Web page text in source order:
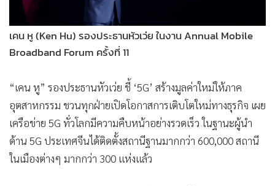
กีฬา
• ต่างประเทศ
Special Scoop
• จีน
• ชุมชน-คุณภาพชีวิต
• อาชญากรรม
• Motoring
• เกม
เคน หู (Ken Hu) รองประธานหัวเว่ย ในงาน Annual Mobile
Broadband Forum ครั้งที่ 11
“เคน หู” รองประธานหัวเว่ย ชี้ ‘5G’ สร้างมูลค่าใหม่ให้ภาค
อุตสาหกรรม ชวนทุกฝ่ายเปิดโอกาสการเติบโตใหม่ทางธุรกิจ เผย
เครือข่าย 5G ทั่วโลกมีความคืบหน้าอย่างรวดเร็ว ในฐานะผู้นำ
ด้าน 5G ประเทศจีนได้ติดตั้งสถานีฐานมากกว่า 600,000 สถานี
ในเมืองต่างๆ มากกว่า 300 แห่งแล้ว